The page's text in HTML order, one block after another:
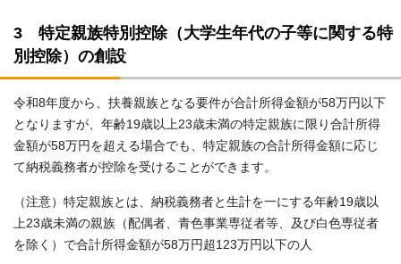
3 特定親族特別控除（大学生年代の子等に関する特
別控除）の創設
令和8年度から、扶養親族となる要件が合計所得金額が58万円以下
となりますが、年齢19歳以上23歳未満の特定親族に限り合計所得
金額が58万円を超える場合でも、特定親族の合計所得金額に応じ
て納税義務者が控除を受けることができます。
（注意）特定親族とは、納税義務者と生計を一にする年齢19歳以
上23歳未満の親族（配偶者、青色事業専従者等、及び白色専従者
を除く）で合計所得金額が58万円超123万円以下の人